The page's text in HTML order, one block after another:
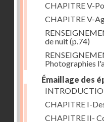
CHAPITRE V-
CHAPITRE V-
de nuit(p.74)
Photographies
Émaillage des
CHAPITRE I-
CHAPITRE II-